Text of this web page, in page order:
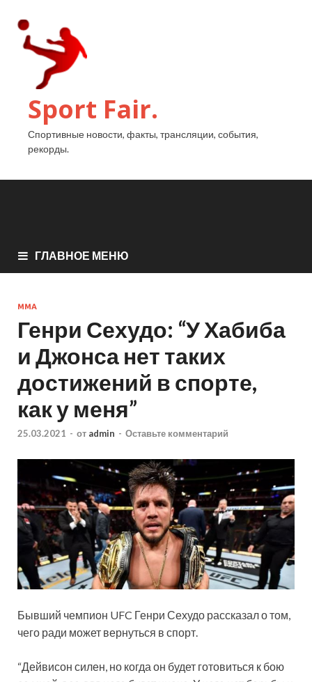
Sport Fair.
Спортивные новости, факты, трансляции, события,
рекорды.
ГЛАВНОЕ МЕНЮ
ММА
Генри Сехудо: “У Хабиба
и Джонса нет таких
достижений в спорте,
как у меня”
25.03.2021 - от admin - Оставьте комментарий
Бывший чемпион UFC Генри Сехудо рассказал о том,
чего ради может вернуться в спорт.
“Дейвисон силен, но когда он будет готовиться к бою